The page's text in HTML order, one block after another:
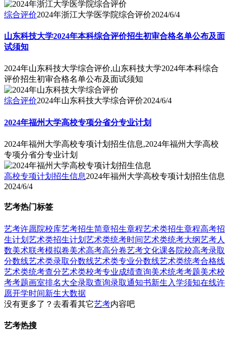
综合评价2024年浙江大学医学院综合评价2024/6/4
山东科技大学2024年本科综合评价招生初审合格名单公布及面
试须知
2024年山东科技大学综合评价,山东科技大学2024年本科综合
评价招生初审合格名单公布及面试须知
综合评价2024年山东科技大学综合评价2024/6/4
2024年福州大学高校专项分省分专业计划
2024年福州大学高校专项计划招生信息,2024年福州大学高校
专项分省分专业计划
高校专项计划招生信息2024年福州大学高校专项计划招生信息
2024/6/4
艺考热门标签
艺考许愿院校库艺考招生简章招生章程艺术类招生章程高考招
生计划 艺术类招生计划 艺术类统考时间艺术类统考大纲艺考人
数美术联考模拟卷美术高考高分卷艺考文化课各院校高考录取
分数线艺术类录取分数线艺术类专业分数线艺术类统考合格线
艺术类统考查分艺术类校考专业成绩查询美术统考考题美术校
考考题画室排名大全录取查询录取通知书新生入学须知在线许
愿开学时间新生大数据
没有更多了？去看看其它艺考内容吧
艺考热搜